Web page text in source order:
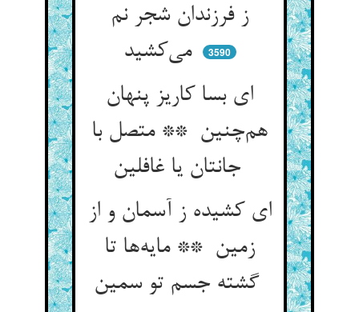
ز فرزندان شجر نم
می‌کشید
3590
ای بسا کاریز پنهان
هم‌چنین ** متصل با
جانتان یا غافلین
ای کشیده ز آسمان و از
زمین ** مایه‌ها تا
گشته جسم تو سمین